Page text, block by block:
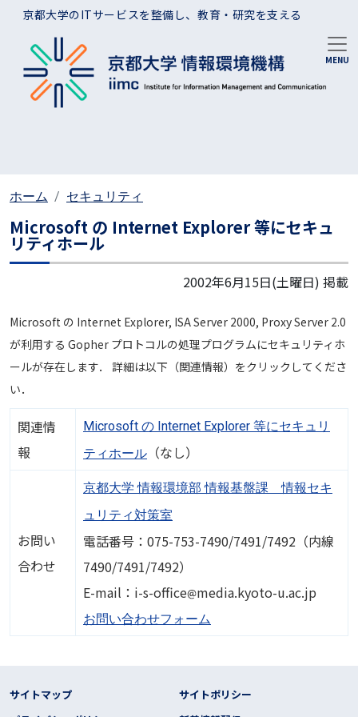
メインコンテンツに移動
京都大学のITサービスを整備し、教育・研究を支える
ホーム セキュリティ
Microsoft の Internet Explorer 等にセキュ
リティホール
2002年6月15日(土曜日) 掲載
Microsoft の Internet Explorer, ISA Server 2000, Proxy Server 2.0
が利用する Gopher プロトコルの処理プログラムにセキュリティホ
ールが存在します． 詳細は以下（関連情報）をクリックしてくださ
い．
関連情
報
Microsoft の Internet Explorer 等にセキュリ
ティホール （なし）
お問い
合わせ
京都大学 情報環境部 情報基盤課 情報セキ
ュリティ対策室
電話番号：075-753-7490/7491/7492（内線
7490/7491/7492）
E-mail：i-s-office画像media.kyoto-u.ac.jp
お問い合わせフォーム
フッター リンク
サイトマップ
サイトポリシー